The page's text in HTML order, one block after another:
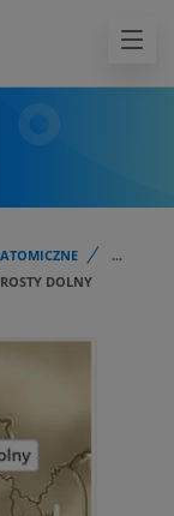
...
DOLNY